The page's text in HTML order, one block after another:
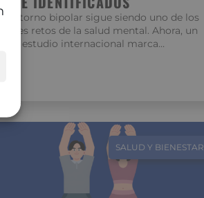
trastorno bipolar sigue siendo uno de los
retos de la salud mental. Ahora, un
estudio internacional marca…
SALUD Y BIENESTAR